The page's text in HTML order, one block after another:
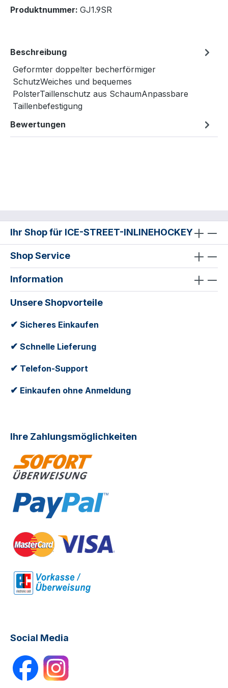
Produktnummer: GJ1.9SR
Beschreibung
Geformter doppelter becherförmiger
SchutzWeiches und bequemes
PolsterTaillenschutz aus SchaumAnpassbare
Taillenbefestigung
Bewertungen
Ihr Shop für ICE-STREET-INLINEHOCKEY
Shop Service
Information
Unsere Shopvorteile
✔ Sicheres Einkaufen
✔ Schnelle Lieferung
✔ Telefon-Support
✔ Einkaufen ohne Anmeldung
Ihre Zahlungsmöglichkeiten
Social Media